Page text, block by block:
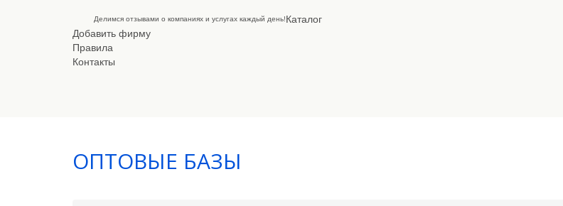
Делимся отзывами о компаниях и услугах каждый день!Каталог
Добавить фирму
Правила
Контакты
ОПТОВЫЕ БАЗЫ